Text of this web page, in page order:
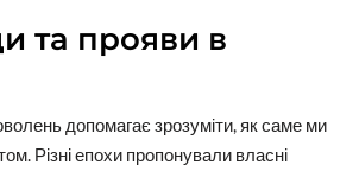
та прояви в
допомагає зрозуміти, як саме ми
Різні епохи пропонували власні